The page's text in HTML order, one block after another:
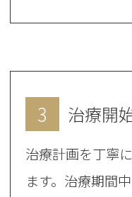
3 治療開
治療計画を丁寧
ます。治療期間